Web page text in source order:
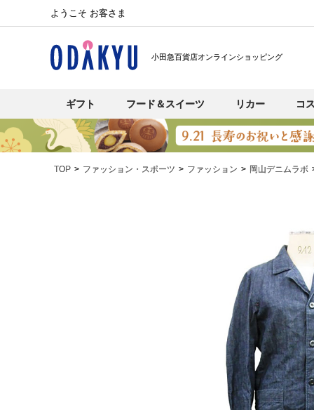
ようこそ お客さま
小田急百貨店オンラインショッピング
ギフト フード＆スイーツ リカー コ
TOP ファッション・スポーツ ファッション 岡山デニムラボ